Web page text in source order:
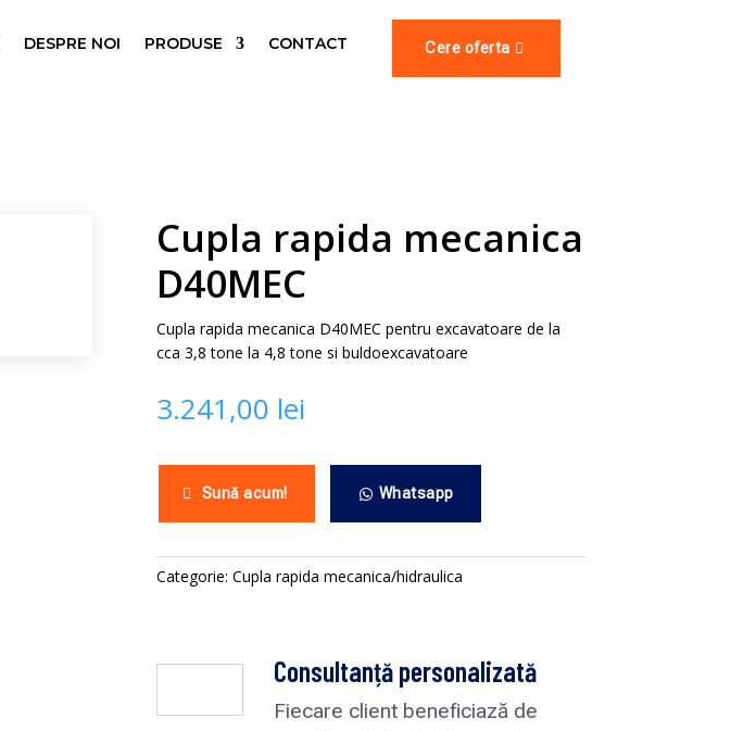
DESPRE NOI PRODUSE CONTACT Cere oferta
Cupla rapida mecanica
D40MEC
Cupla rapida mecanica D40MEC pentru excavatoare de la
cca 3,8 tone la 4,8 tone si buldoexcavatoare
3.241,00 lei
Sună acum! Whatsapp
Categorie: Cupla rapida mecanica/hidraulica
Consultanță personalizată
Fiecare client beneficiază de